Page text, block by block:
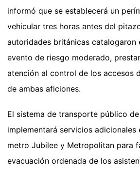
informó que se establecerá un
vehicular tres horas antes del
autoridades británicas
evento de riesgo moderado,
atención al control de los accesos
de ambas aficiones.
El sistema de transporte público
implementará servicios adicionales
metro Jubilee y Metropolitan para
evacuación ordenada de los